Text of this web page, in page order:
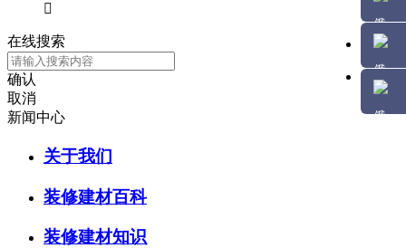

在线搜索
确认
取消
新闻中心
关于我们
装修建材百科
装修建材知识